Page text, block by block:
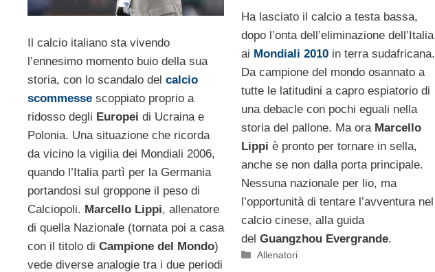
Il calcio italiano sta vivendo
l’ennesimo momento buio della sua
storia, con lo scandalo del calcio
scommesse scoppiato proprio a
ridosso degli Europei di Ucraina e
Polonia. Una situazione che ricorda
da vicino la vigilia dei Mondiali 2006,
quando l’Italia partì per la Germania
portandosi sul groppone il peso di
Calciopoli. Marcello Lippi, allenatore
di quella Nazionale (tornata poi a casa
con il titolo di Campione del Mondo)
vede diverse analogie tra i due periodi
Ha lasciato il calcio a testa bassa,
dopo l’onta dell’eliminazione dell’Italia
ai Mondiali 2010in terra sudafricana.
Da campione del mondo osannato a
tutte le latitudini a capro espiatorio di
una debacle con pochi eguali nella
storia del pallone. Ma ora Marcello
Lippi è pronto per tornare in sella,
anche se non dalla porta principale.
Nessuna nazionale per lio, ma
l’opportunità di tentare l’avventura nel
calcio cinese, alla guida
del Guangzhou Evergrande.
Categorie
Allenatori